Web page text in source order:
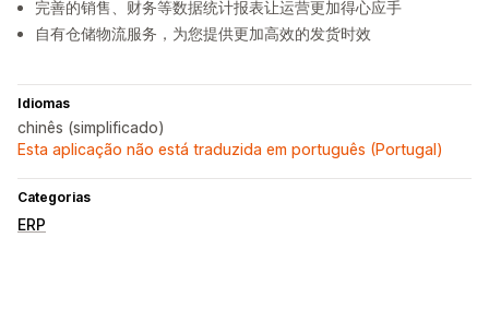
完善的销售、财务等数据统计报表让运营更加得心应手
自有仓储物流服务，为您提供更加高效的发货时效
Idiomas
chinês (simplificado)
Esta aplicação não está traduzida em português (Portugal)
Categorias
ERP